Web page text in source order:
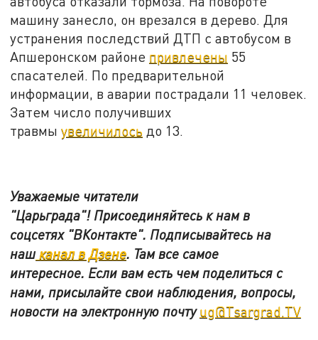
машину занесло, он врезался в дерево. Для
устранения последствий ДТП с автобусом в
Апшеронском районе привлечены 55
спасателей. По предварительной
информации, в аварии пострадали 11 человек.
Затем число получивших
травмыувеличилось до 13.
Уважаемые читатели
"Царьграда"! Присоединяйтесь к нам в
соцсетях "ВКонтакте". Подписывайтесь на
нашканал в Дзене. Там все самое
интересное. Если вам есть чем поделиться с
нами, присылайте свои наблюдения, вопросы,
новости на электронную почтуug@Tsargrad.TV